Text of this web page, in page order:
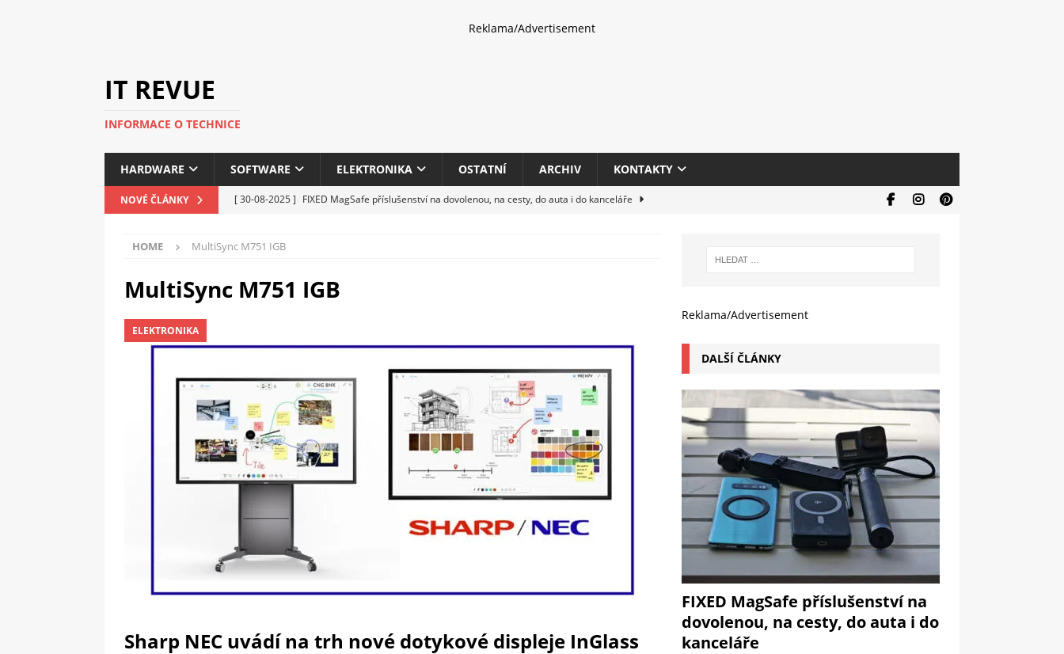
Reklama/Advertisement
IT REVUE
INFORMACE O TECHNICE
HARDWARE SOFTWARE ELEKTRONIKA OSTATNÍ ARCHIV KONTAKTY
NOVÉ ČLÁNKY [ 30-08-2025 ] FIXED MagSafe příslušenství na dovolenou, na cesty, do auta i do kanceláře
[ 14-05-2025 ]
kanceláře i domácnosti
pizzerii
OSTATNÍ
[ 06-05-2025 ] Blockchain a růst krypto kasin: Co by měli vědět milovníci technologií
SOFTWARE
HOME MultiSync M751 IGB
MultiSync M751 IGB
ELEKTRONIKA
Sharp NEC uvádí na trh nové dotykové displeje InGlass
Reklama/Advertisement
DALŠÍ ČLÁNKY
FIXED MagSafe příslušenství na
dovolenou, na cesty, do auta i do
kanceláře